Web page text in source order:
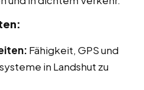
Fähigkeit, GPS und
in Landshut zu